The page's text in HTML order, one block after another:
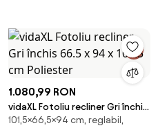
1.080,99 RON
vidaXL Fotoliu recliner Gri închis
66.5 x 94 x 101.5 cm Poliester
101,5×66,5×94 cm, reglabil,